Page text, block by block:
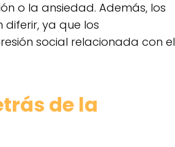
o la ansiedad. Además, los
diferir, ya que los
social relacionada con el
de la